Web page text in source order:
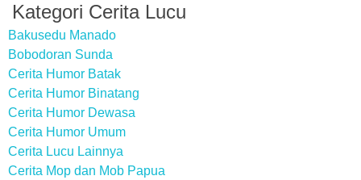
Kategori Cerita Lucu
Bakusedu Manado
Bobodoran Sunda
Cerita Humor Batak
Cerita Humor Binatang
Cerita Humor Dewasa
Cerita Humor Umum
Cerita Lucu Lainnya
Cerita Mop dan Mob Papua